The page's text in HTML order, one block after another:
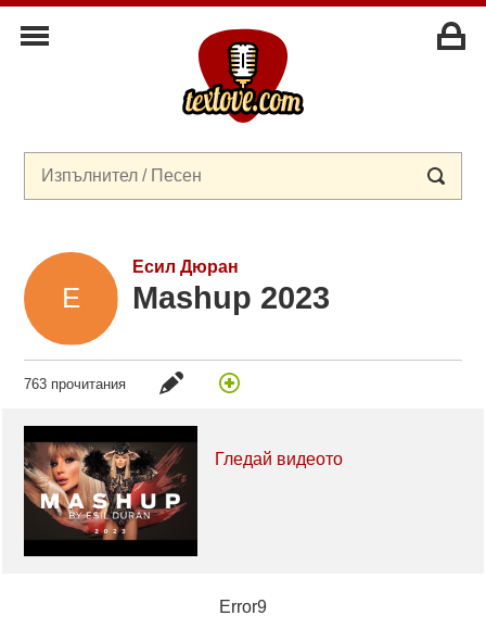
Есил Дюран
Mashup 2023
763 прочитания
Гледай видеото
Error9